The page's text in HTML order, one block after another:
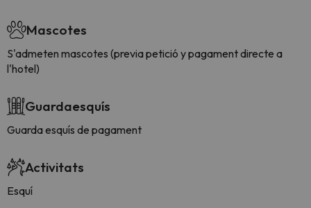
Mascotes
S'admeten mascotes (previa petició y pagament directe a
l'hotel)
Guardaesquís
Guarda esquís de pagament
Activitats
Esquí